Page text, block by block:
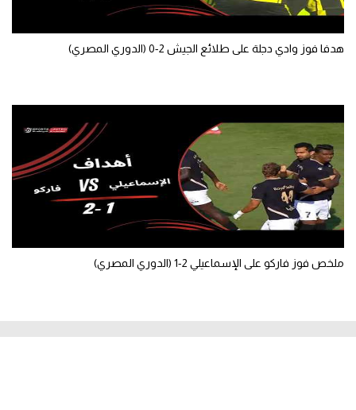
هدفا فوز وادي دجلة على طلائع الجيش 2-0 (الدوري المصري)
ملخص فوز فاركو على الإسماعيلي 2-1 (الدوري المصري)